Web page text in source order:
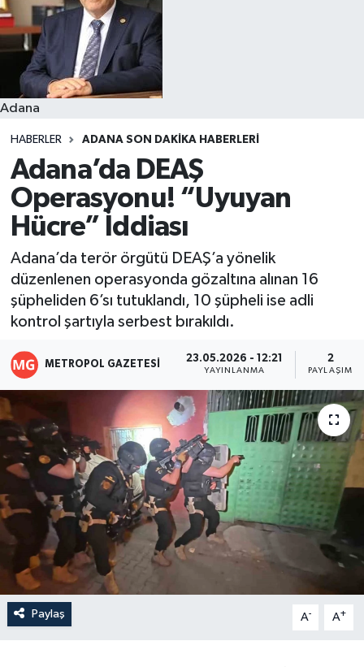
Adana
HABERLER ADANA SON DAKIKA HABERLERI
Adana’da DEAŞ
Operasyonu! “Uyuyan
Hücre” İddiası
Adana’da terör örgütü DEAŞ’a yönelik
düzenlenen operasyonda gözaltına alınan 16
şüpheliden 6’sı tutuklandı, 10 şüpheli ise adli
kontrol şartıyla serbest bırakıldı.
METROPOL GAZETESI 23.05.2026 - 12:21
YAYINLANMA
2
PAYLAŞIM
Paylaş A- A+
Resmi İlanlar